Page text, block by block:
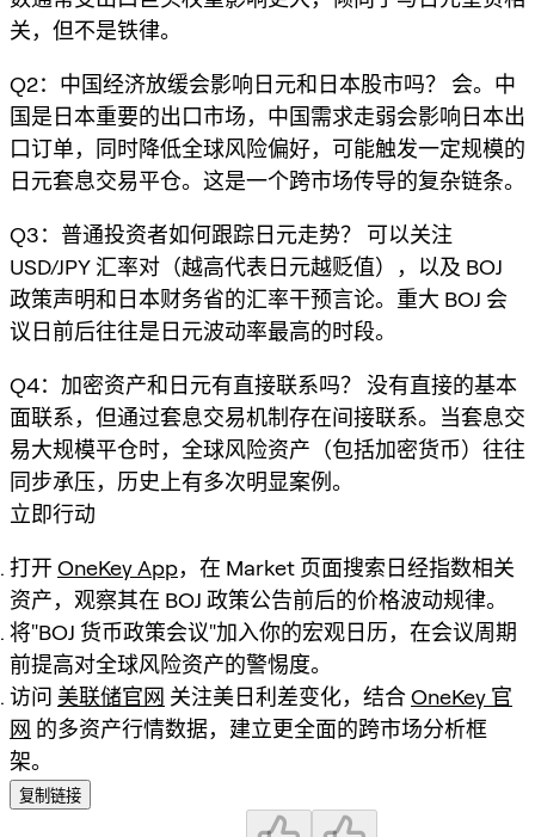
关，但不是铁律。
Q2：中国经济放缓会影响日元和日本股市吗？ 会。中
国是日本重要的出口市场，中国需求走弱会影响日本出
口订单，同时降低全球风险偏好，可能触发一定规模的
日元套息交易平仓。这是一个跨市场传导的复杂链条。
Q3：普通投资者如何跟踪日元走势？ 可以关注
USD/JPY 汇率对（越高代表日元越贬值），以及 BOJ
政策声明和日本财务省的汇率干预言论。重大 BOJ 会
议日前后往往是日元波动率最高的时段。
Q4：加密资产和日元有直接联系吗？ 没有直接的基本
面联系，但通过套息交易机制存在间接联系。当套息交
易大规模平仓时，全球风险资产（包括加密货币）往往
同步承压，历史上有多次明显案例。
立即行动
打开 OneKey App，在 Market 页面搜索日经指数相关
资产，观察其在 BOJ 政策公告前后的价格波动规律。
将"BOJ 货币政策会议"加入你的宏观日历，在会议周期
前提高对全球风险资产的警惕度。
访问 美联储官网 关注美日利差变化，结合OneKey 官
网 的多资产行情数据，建立更全面的跨市场分析框
架。
复制链接